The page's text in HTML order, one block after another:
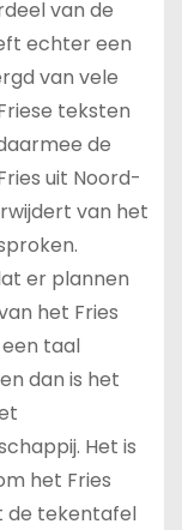
van de
echter een
van vele
teksten
de
uit Noord-
van het
er plannen
het Fries
taal
dan is het
Het is
het Fries
de tekentafel